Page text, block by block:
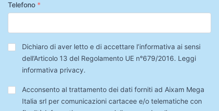
Telefono *
Privacy*
Dichiaro di aver letto e di accettare l’informativa ai sensi
dell’Articolo 13 del Regolamento UE n°679/2016. Leggi
informativa privacy.
Trattamento
Dati
Acconsento al trattamento dei dati forniti ad Aixam Mega
Italia srl per comunicazioni cartacee e/o telematiche con